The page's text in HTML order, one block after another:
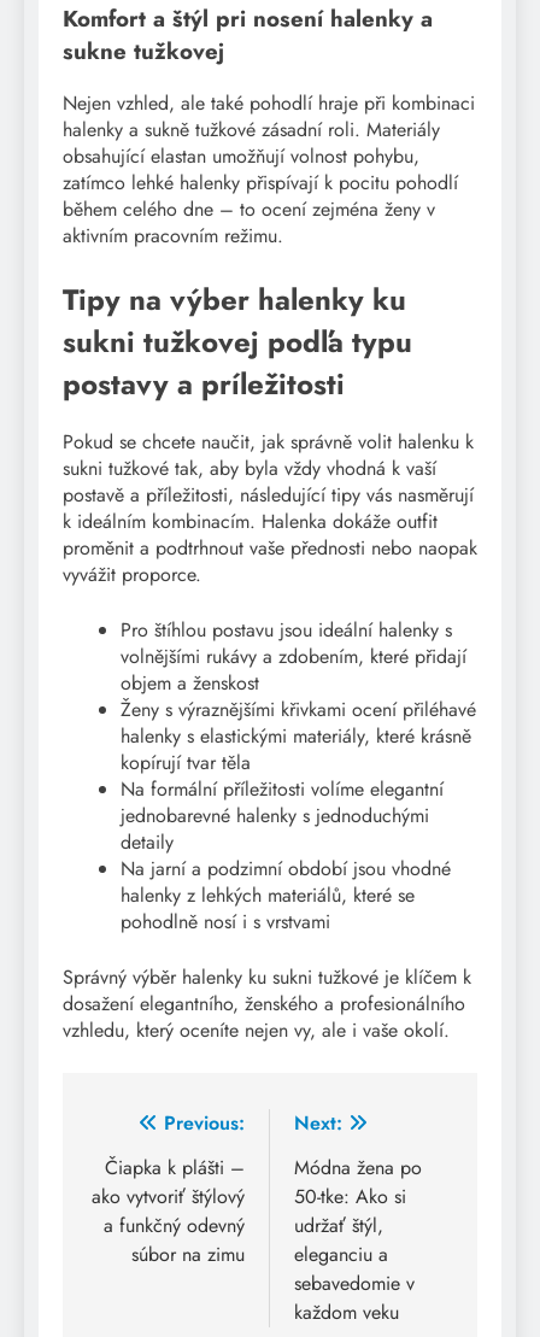
Komfort a štýl pri nosení halenky a
sukne tužkovej
Nejen vzhled, ale také pohodlí hraje při kombinaci
halenky a sukně tužkové zásadní roli. Materiály
obsahující elastan umožňují volnost pohybu,
zatímco lehké halenky přispívají k pocitu pohodlí
během celého dne – to ocení zejména ženy v
aktivním pracovním režimu.
Tipy na výber halenky ku
sukni tužkovej podľa typu
postavy a príležitosti
Pokud se chcete naučit, jak správně volit halenku k
sukni tužkové tak, aby byla vždy vhodná k vaší
postavě a příležitosti, následující tipy vás nasměrují
k ideálním kombinacím. Halenka dokáže outfit
proměnit a podtrhnout vaše přednosti nebo naopak
vyvážit proporce.
Pro štíhlou postavu jsou ideální halenky s
volnějšími rukávy a zdobením, které přidají
objem a ženskost
Ženy s výraznějšími křivkami ocení přiléhavé
halenky s elastickými materiály, které krásně
kopírují tvar těla
Na formální příležitosti volíme elegantní
jednobarevné halenky s jednoduchými
detaily
Na jarní a podzimní období jsou vhodné
halenky z lehkých materiálů, které se
pohodlně nosí i s vrstvami
Správný výběr halenky ku sukni tužkové je klíčem k
dosažení elegantního, ženského a profesionálního
vzhledu, který oceníte nejen vy, ale i vaše okolí.
Post
navigation
Previous:
Čiapka k plášti –
ako vytvoriť štýlový
a funkčný odevný
súbor na zimu
Next:
Módna žena po
50-tke: Ako si
udržať štýl,
eleganciu a
sebavedomie v
každom veku